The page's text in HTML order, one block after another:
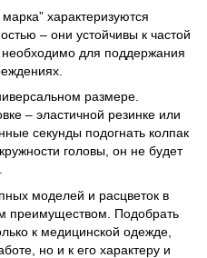
характеризуются
– они устойчивы к частой
для поддержания
размере.
– эластичной резинке или
секунды подогнать колпак
головы, он не будет
моделей и расцветок в
преимуществом. Подобрать
к медицинской одежде,
но и к его характеру и